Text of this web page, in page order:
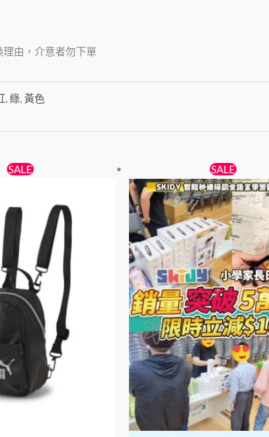
由，介意者勿下單
,綠,黃色
SALE
。
目
格：
$119。
SALE
始
價
格：
$599。
目
前
價
格：
$499。